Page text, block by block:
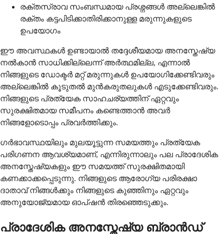
രക്തസ്രാവ സംബന്ധമായ പ്രശ്നങ്ങൾ അല്ലെങ്കിൽ
രക്തം കട്ടപിടിക്കാതിരിക്കാനുള്ള മരുന്നുകളുടെ
ഉപയോഗം
ഈ അവസ്ഥകൾ ഉണ്ടായാൽ തദ്ദേശീയമായ അനസ്തേഷ്യ
നൽകാൻ സാധിക്കില്ലെന്ന് അർത്ഥമില്ല, എന്നാൽ
നിങ്ങളുടെ ഡോക്ടർ മറ്റ് മരുന്നുകൾ ഉപയോഗിക്കേണ്ടിവരും
അല്ലെങ്കിൽ കൂടുതൽ മുൻകരുതലുകൾ എടുക്കേണ്ടിവരും.
നിങ്ങളുടെ പ്രത്യേക സാഹചര്യത്തിന് ഏറ്റവും
സുരക്ഷിതമായ സമീപനം കണ്ടെത്താൻ അവർ
നിങ്ങളോടൊപ്പം പ്രവർത്തിക്കും.
ഗർഭാവസ്ഥയിലും മുലയൂട്ടുന്ന സമയത്തും പ്രത്യേക
പരിഗണന ആവശ്യമാണ്, എന്നിരുന്നാലും പല പ്രാദേശിക
അനസ്തേഷ്യകളും ഈ സമയത്ത് സുരക്ഷിതമായി
കണക്കാക്കപ്പെടുന്നു. നിങ്ങളുടെ ആരോഗ്യ പരിരക്ഷാ
ദാതാവ് നിങ്ങൾക്കും നിങ്ങളുടെ കുഞ്ഞിനും ഏറ്റവും
അനുയോജ്യമായ ഓപ്ഷൻ തിരഞ്ഞെടുക്കും.
പ്രാദേശിക അനസ്തേഷ്യ ബ്രാൻഡ്